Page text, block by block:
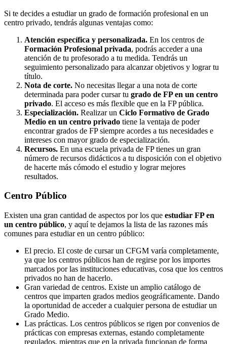
Si te decides a estudiar un grado de formación profesional en un
centro privado, tendrás algunas ventajas como:
Atención específica y personalizada. En los centros de
Formación Profesional privada, podrás acceder a una
atención de tu profesorado a tu medida. Tendrás un
seguimiento personalizado para alcanzar objetivos y lograr tu
título.
Nota de corte. No necesitas llegar a una nota de corte
determinada para poder cursar tu grado de FP en un centro
privado. El acceso es más flexible que en la FP pública.
Especialización. Realizar un Ciclo Formativo de Grado
Medio en un centro privado tiene la ventaja de poder
encontrar grados de FP siempre acordes a tus necesidades e
intereses con mayor grado de especialización.
Recursos. En una escuela privada de FP tienes un gran
número de recursos didácticos a tu disposición con el objetivo
de hacerte más cómodo el estudio y lograr mejores
resultados.
Centro Público
Existen una gran cantidad de aspectos por los que estudiar FP en
un centro público, y aquí te dejamos la lista de las razones más
comunes para estudiar en un centro público:
El precio. El coste de cursar un CFGM varía completamente,
ya que los centros públicos han de regirse por los importes
marcados por las instituciones educativas, cosa que los centros
privados no han de hacerlo.
Gran variedad de centros. Existe un amplio catálogo de
centros que imparten grados medios geográficamente. Dando
la oportunidad de acceder a cualquier persona de estudiar un
Grado Medio.
Las prácticas. Los centros públicos se rigen por convenios de
prácticas con empresas externas, estando completamente
regulados, mientras que en la privada funcionan de forma